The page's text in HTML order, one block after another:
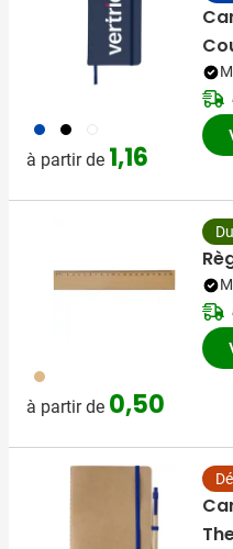
023 001 002
à partir de 1,16
945
à partir de 0,50